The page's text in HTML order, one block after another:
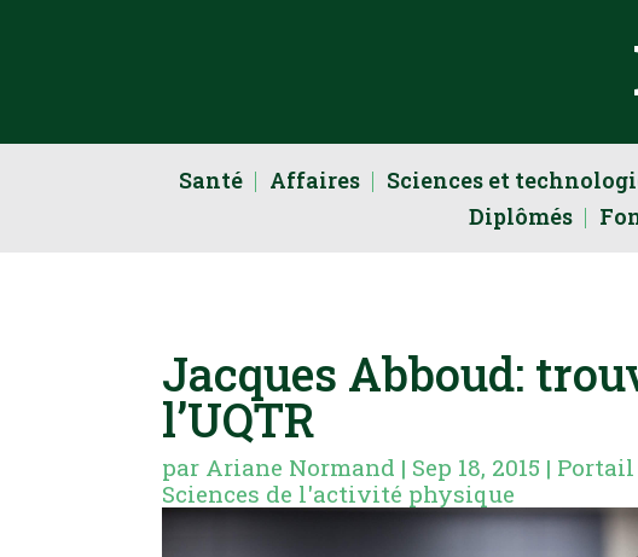
Santé Affaires Sciences et
Diplômés
Jacques Abboud:
l’UQTR
par Ariane Normand | Sep 18, 2015 |
Sciences de l'activité physique